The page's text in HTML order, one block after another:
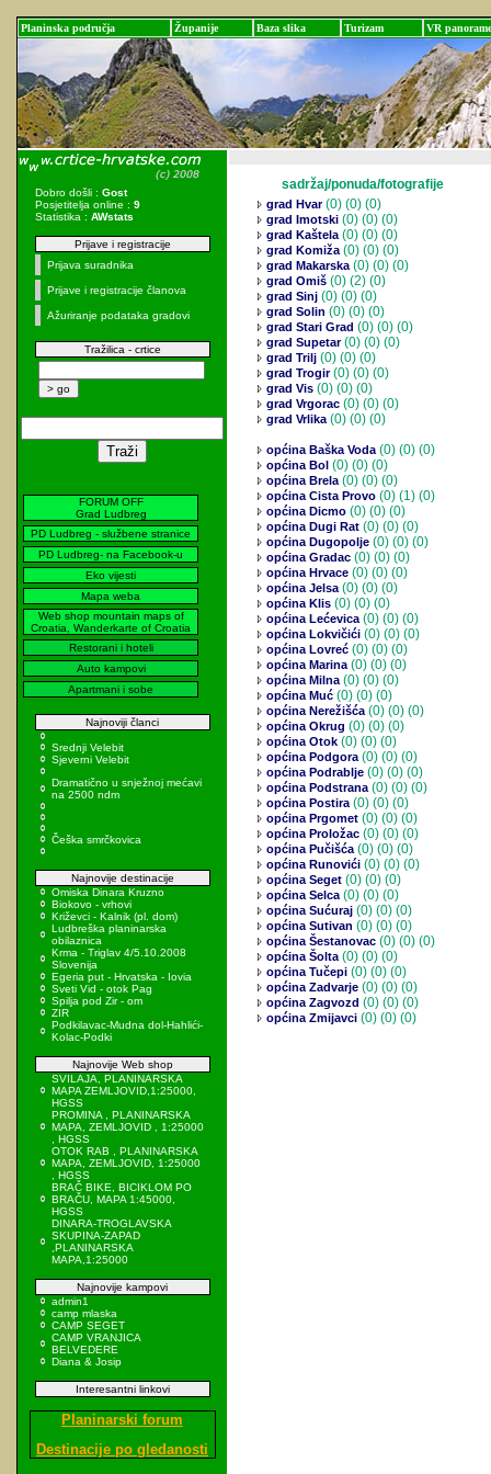
Planinska područja Županije Baza slika Turizam VR panorame
Dobro došli : Gost
Posjetitelja online : 9
Statistika : AWstats
Prijave i registracije
Prijava suradnika
Prijave i registracije članova
Ažuriranje podataka gradovi
Tražilica - crtice
FORUM OFF
Grad Ludbreg
PD Ludbreg - službene stranice
PD Ludbreg- na Facebook-u
Eko vijesti
Mapa weba
Web shop mountain maps of
Croatia, Wanderkarte of Croatia
Restorani i hoteli
Auto kampovi
Apartmani i sobe
Najnoviji članci
Srednji Velebit
Sjeverni Velebit
Dramatično u snježnoj mećavi
na 2500 ndm
Češka smrčkovica
Najnovije destinacije
Omiska Dinara Kruzno
Biokovo - vrhovi
Križevci - Kalnik (pl. dom)
Ludbreška planinarska
obilaznica
Krma - Triglav 4/5.10.2008
Slovenija
Egeria put - Hrvatska - Iovia
Sveti Vid - otok Pag
Spilja pod Zir - om
ZIR
Podkilavac-Mudna dol-Hahlići-
Kolac-Podki
Najnovije Web shop
SVILAJA, PLANINARSKA
MAPA ZEMLJOVID,1:25000,
HGSS
PROMINA , PLANINARSKA
MAPA, ZEMLJOVID , 1:25000
, HGSS
OTOK RAB , PLANINARSKA
MAPA, ZEMLJOVID, 1:25000
, HGSS
BRAČ BIKE, BICIKLOM PO
BRAČU, MAPA 1:45000,
HGSS
DINARA-TROGLAVSKA
SKUPINA-ZAPAD
,PLANINARSKA
MAPA,1:25000
Najnovije kampovi
admin1
camp mlaska
CAMP SEGET
CAMP VRANJICA
BELVEDERE
Diana & Josip
Interesantni linkovi
Planinarski forum
Destinacije po gledanosti
sadržaj/ponuda/fotografije
grad Hvar(0) (0) (0)
grad Imotski (0) (0) (0)
grad Kaštela(0) (0) (0)
grad Komiža(0) (0) (0)
grad Makarska(0) (0) (0)
grad Omiš (0) (2) (0)
grad Sinj (0) (0) (0)
grad Solin (0) (0) (0)
grad Stari Grad (0) (0) (0)
grad Supetar(0) (0) (0)
grad Trilj (0) (0) (0)
grad Trogir(0) (0) (0)
grad Vis (0) (0) (0)
grad Vrgorac (0) (0) (0)
grad Vrlika(0) (0) (0)
općina Baška Voda(0) (0) (0)
općina Bol (0) (0) (0)
općina Brela(0) (0) (0)
općina Cista Provo (0) (1) (0)
općina Dicmo (0) (0) (0)
općina Dugi Rat (0) (0) (0)
općina Dugopolje (0) (0) (0)
općina Gradac (0) (0) (0)
općina Hrvace (0) (0) (0)
općina Jelsa(0) (0) (0)
općina Klis (0) (0) (0)
općina Lećevica(0) (0) (0)
općina Lokvičići (0) (0) (0)
općina Lovreć (0) (0) (0)
općina Marina(0) (0) (0)
općina Milna(0) (0) (0)
općina Muć (0) (0) (0)
općina Nerežišća(0) (0) (0)
općina Okrug (0) (0) (0)
općina Otok (0) (0) (0)
općina Podgora(0) (0) (0)
općina Podrablje (0) (0) (0)
općina Podstrana(0) (0) (0)
općina Postira(0) (0) (0)
općina Prgomet (0) (0) (0)
općina Proložac (0) (0) (0)
općina Pučišća(0) (0) (0)
općina Runovići (0) (0) (0)
općina Seget (0) (0) (0)
općina Selca(0) (0) (0)
općina Sućuraj (0) (0) (0)
općina Sutivan (0) (0) (0)
općina Šestanovac (0) (0) (0)
općina Šolta(0) (0) (0)
općina Tučepi (0) (0) (0)
općina Zadvarje (0) (0) (0)
općina Zagvozd (0) (0) (0)
općina Zmijavci (0) (0) (0)